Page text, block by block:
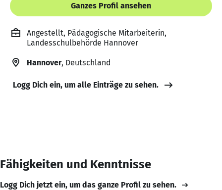
Ganzes Profil ansehen
Angestellt, Pädagogische Mitarbeiterin,
Landesschulbehörde Hannover
Hannover, Deutschland
Logg Dich ein, um alle Einträge zu sehen.
Fähigkeiten und Kenntnisse
Logg Dich jetzt ein, um das ganze Profil zu sehen.